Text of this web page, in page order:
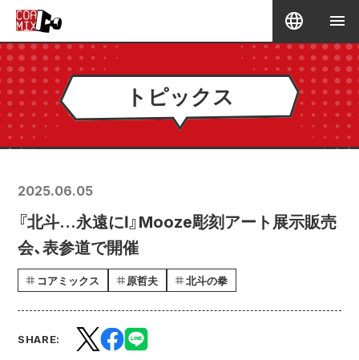
トピックス
2025.06.05
『北斗…永遠にⅠ』Mooze彫刻アート展示販売
会、表参道で開催
コアミックス 原哲夫 北斗の拳
SHARE: